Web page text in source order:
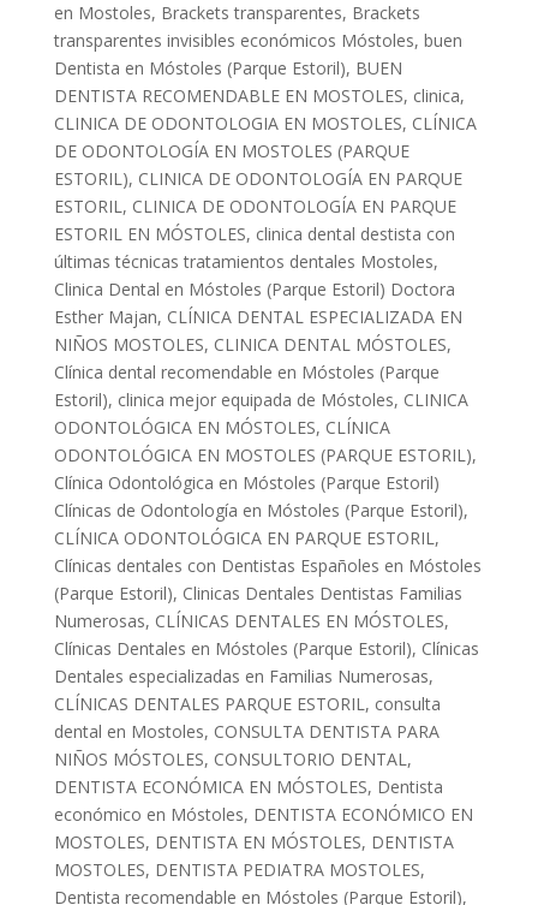
en Mostoles, Brackets transparentes, Brackets
transparentes invisibles económicos Móstoles, buen
Dentista en Móstoles (Parque Estoril), BUEN
DENTISTA RECOMENDABLE EN MOSTOLES, clinica,
CLINICA DE ODONTOLOGIA EN MOSTOLES, CLÍNICA
DE ODONTOLOGÍA EN MOSTOLES (PARQUE
ESTORIL), CLINICA DE ODONTOLOGÍA EN PARQUE
ESTORIL, CLINICA DE ODONTOLOGÍA EN PARQUE
ESTORIL EN MÓSTOLES, clinica dental destista con
últimas técnicas tratamientos dentales Mostoles,
Clinica Dental en Móstoles (Parque Estoril) Doctora
Esther Majan, CLÍNICA DENTAL ESPECIALIZADA EN
NIÑOS MOSTOLES, CLINICA DENTAL MÓSTOLES,
Clínica dental recomendable en Móstoles (Parque
Estoril), clinica mejor equipada de Móstoles, CLINICA
ODONTOLÓGICA EN MÓSTOLES, CLÍNICA
ODONTOLÓGICA EN MOSTOLES (PARQUE ESTORIL),
Clínica Odontológica en Móstoles (Parque Estoril)
Clínicas de Odontología en Móstoles (Parque Estoril),
CLÍNICA ODONTOLÓGICA EN PARQUE ESTORIL,
Clínicas dentales con Dentistas Españoles en Móstoles
(Parque Estoril), Clinicas Dentales Dentistas Familias
Numerosas, CLÍNICAS DENTALES EN MÓSTOLES,
Clínicas Dentales en Móstoles (Parque Estoril), Clínicas
Dentales especializadas en Familias Numerosas,
CLÍNICAS DENTALES PARQUE ESTORIL, consulta
dental en Mostoles, CONSULTA DENTISTA PARA
NIÑOS MÓSTOLES, CONSULTORIO DENTAL,
DENTISTA ECONÓMICA EN MÓSTOLES, Dentista
económico en Móstoles, DENTISTA ECONÓMICO EN
MOSTOLES, DENTISTA EN MÓSTOLES, DENTISTA
MOSTOLES, DENTISTA PEDIATRA MOSTOLES,
Dentista recomendable en Móstoles (Parque Estoril),